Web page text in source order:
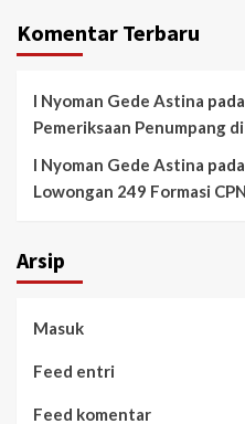
Komentar Terbaru
I Nyoman Gede Astina pada
Pemeriksaan Penumpang
I Nyoman Gede Astina pada
Lowongan 249 Formasi
Arsip
Masuk
Feed entri
Feed komentar